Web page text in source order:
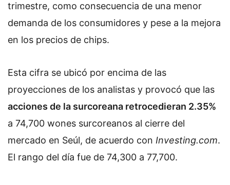
trimestre, como consecuencia de una menor
demanda de los consumidores y pese a la mejora
en los precios de chips.
Esta cifra se ubicó por encima de las
proyecciones de los analistas y provocó que las
acciones de la surcoreana retrocedieran 2.35%
a 74,700 wones surcoreanos al cierre del
mercado en Seúl, de acuerdo con Investing.com.
El rango del día fue de 74,300 a 77,700.